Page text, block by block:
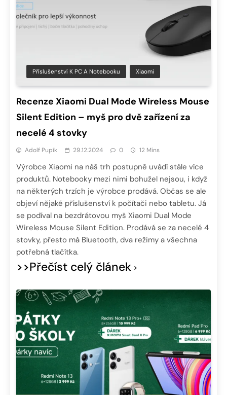
Příslušenství K PC A Notebooku Xiaomi
Recenze Xiaomi Dual Mode Wireless Mouse
Silent Edition – myš pro dvě zařízení za
necelé 4 stovky
Adolf Pupík 29.12.2024 0 12 Mins
Výrobce Xiaomi na náš trh postupně uvádí stále více
produktů. Notebooky mezi nimi bohužel nejsou, i když
na některých trzích je výrobce prodává. Občas se ale
objeví nějaké příslušenství k počítači nebo tabletu. Já
se podíval na bezdrátovou myš Xiaomi Dual Mode
Wireless Mouse Silent Edition. Prodává se za necelé 4
stovky, přesto má Bluetooth, dva režimy a všechna
potřebná tlačítka.
>>Přečíst celý článek